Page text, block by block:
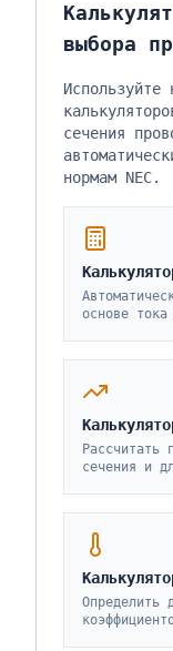
выбора
Используйте
сечения
нормам NEC.
основе тока
Рассчитать
сечения и
Определить